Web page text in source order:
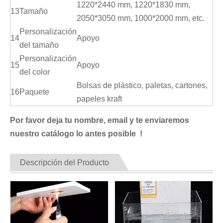
13Tamaño
1220*2440 mm, 1220*1830 mm,
2050*3050 mm, 1000*2000 mm, etc.
14
Personalización
del tamaño
Apoyo
15
Personalización
del color
Apoyo
16Paquete
Bolsas de plástico, paletas, cartones,
papeles kraft
Por favor deja tu nombre, email y te enviaremos
nuestro catálogo lo antes posible !
Descripción del Producto